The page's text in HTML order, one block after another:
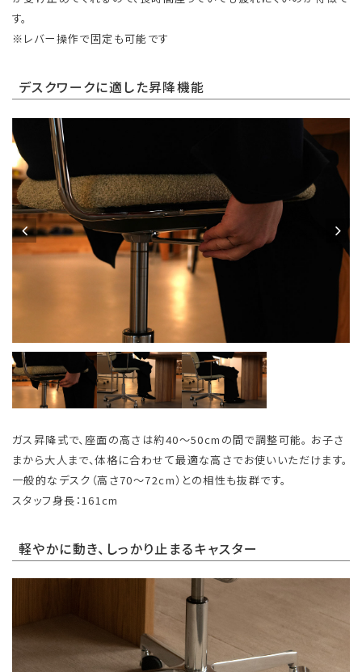
す。
※レバー操作で固定も可能です
デスクワークに適した昇降機能
ガス昇降式で、座面の高さは約40〜50cmの間で調整可能。 お子さ
まから大人まで、体格に合わせて最適な高さでお使いいただけます。
一般的なデスク（高さ70〜72cm）との相性も抜群です。
スタッフ身長：161cm
軽やかに動き、しっかり止まるキャスター